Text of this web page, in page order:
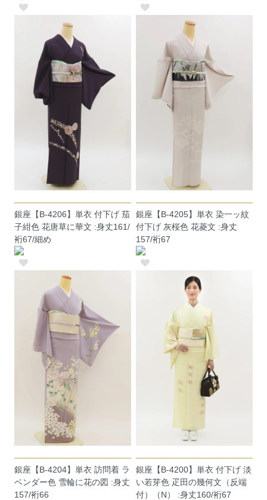
銀座【B-4206】単衣 付下げ 茄
子紺色 花唐草に華文 :身丈161/
裄67/細め
銀座【B-4205】単衣 染一ッ紋
付下げ 灰桜色 花菱文 :身丈
157/裄67
銀座【B-4204】単衣 訪問着 ラ
ベンダー色 雪輪に花の図 :身丈
157/裄66
銀座【B-4200】単衣 付下げ 淡
い若芽色 疋田の幾何文（反端
付）（N） :身丈160/裄67